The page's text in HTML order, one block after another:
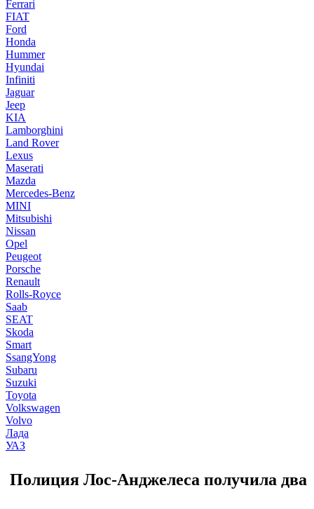
Ferrari
FIAT
Ford
Honda
Hummer
Hyundai
Infiniti
Jaguar
Jeep
KIA
Lamborghini
Land Rover
Lexus
Maserati
Mazda
Mercedes-Benz
MINI
Mitsubishi
Nissan
Opel
Peugeot
Porsche
Renault
Rolls-Royce
Saab
SEAT
Skoda
Smart
SsangYong
Subaru
Suzuki
Toyota
Volkswagen
Volvo
Лада
УАЗ
Полиция Лос-Анджелеса получила два